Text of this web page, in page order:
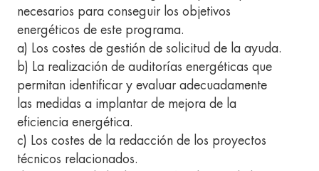
necesarios para conseguir los objetivos
energéticos de este programa.
a) Los costes de gestión de solicitud de la ayuda.
b) La realización de auditorías energéticas que
permitan identificar y evaluar adecuadamente
las medidas a implantar de mejora de la
eficiencia energética.
c) Los costes de la redacción de los proyectos
técnicos relacionados.